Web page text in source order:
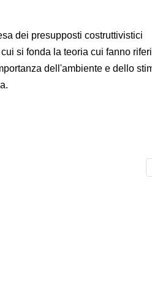
dei presupposti costruttivistici
si fonda la teoria cui fanno
dell'ambiente e dello